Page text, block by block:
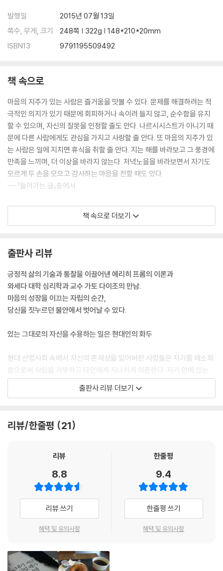
발행일
2015년 07월 13일
쪽수, 무게, 크기
248쪽 | 322g | 148*210*20mm
ISBN13
9791195509492
책 속으로
마음의 지주가 있는 사람은 즐거움을 맛볼 수 있다. 문제를 해결하려는 적
극적인 의지가 있기 때문에 회피하거나 속이려 들지 않고, 순수함을 유지
할 수 있으며, 자신의 잘못을 인정할 줄도 안다. 나르시시스트가 아니기 때
문에 다른 사람에게도 관심을 가지고 사랑할 줄 안다. 또 마음의 지주가 있
는 사람은 일에 지치면 휴식을 취할 줄 안다. 지는 해를 바라보고 그 풍경에
만족을 느끼며, 더 이상을 바라지 않는다. 저녁노을을 바라보면서 자기도
모르게 두 손을 모으고 감사하는 마음을 전할 때도 있다.
---「들어가는 글」중에서
어머니를 두려워하는 마음이 의존의 결과라는 지적은 매우 중요하다. 예를
들어, 평소 하고 싶은 말을 하지 못하는 사람이 그렇다. 이들은 의존하는 심
기 때문에 해야 할 말, 하고 싶은 말을 편하게 할 수 있다. 그러나 상대방을
의존하면 자신의 생각이나 의지를 제대로 피력하지 못한다. 상대방에게 인
정을 받고 싶으면서도, 한편으로 상대방을 두려워하기 때문이다. 이때의
공포는 상대방에게 의존하는 마음 때문에 발생하는 결과다.
---「의존하는 심리가 문제를 키운다」중에서
원만하게 수습한다는 것은 표현은 좋다. 그러나 어떤 일을 원만하게 수습
존재하는 ‘의존’과 ‘공포’ 때문에 항의하지 못하고, 상대방에게 모욕을 당해
도 참는 것이다. 특히 자기 멸시를 하는 사람은 상대방의 모욕적인 언행도
순순히 받아들인다. 심지어 모욕을 모욕이라고도 생각하지 않는다. 그것이
자기를 멸시하는 심리의 본질이다.
---「원만하게 수습하는 게 해결법은 아니다」중에서
자신을 믿고 싸워야 한다. 심리적으로 혜택을 받지 못한 환경에서 살아왔
적 욕구가 해소되지 않은 사람은 자신의 내부에 빈 공간이 존재하기 때문
에 스스로를 믿지 못한다. 자신의 삶을 믿지 못한다. 그러나 마음속에 빈 공
간이 있어도 지금까지 잘 살아왔지 않은가. 그것이 대단한 일이다.
---「자신을 믿고 싸워야 한다」중에서
책 속으로 더보기
출판사 리뷰
긍정적 삶의 기술과 통찰을 이끌어낸 에리히 프롬의 이론과
와세다 대학 심리학과 교수 가토 다이조의 만남.
마음의 성장을 이끄는 자립의 순간,
당신을 짓누르던 불안에서 벗어날 수 있다.
있는 그대로의 자신을 수용하는 일은 현대인의 화두
현대 산업사회 속에서 자신의 존재성을 잃어버린 사람들은 자기를 왜소화
함으로써 자립을 거부하고 타인에게 지나치게 의존한다. 자기 안에 있는
열등감과 불안, 무력감을 은폐하기 위해 권력, 재산, 명성과 같은 강력한
권위에 의탁하며 삶의 모든 에너지를 소진하는 사람들도 있다. 이러한 의
-자기 생활의 중요한 영역을 남에게 책임지게 한다.
-지지와 인정을 받지 못할까 봐 남의 의견에 반대 의사를 표현하지 못한다.
-자기 생각을 계획으로 세우거나 실행하기 어렵다.
-남에게 사랑받기 위해 불쾌한 일까지도 자원해서 한다.
-자기를 돌보아줄 버팀목이 될 만한 대상을 다급하게 찾는다.
출판사 리뷰 더보기
리뷰/한줄평 21
리뷰
8.8
리뷰 쓰기
혜택 및 유의사항
한줄평
9.4
한줄평 쓰기
혜택 및 유의사항